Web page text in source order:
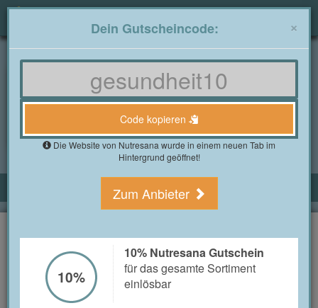
Gutscheine4free.de»Alle Shops»Nutresana Gutscheine
1 Bewertung(en)
Nutresana Gutscheine im
August 2026
ALLE NUTRESANA GUTSCHEINE
10%
GUTSCHEIN
für das gesamte Sortiment einlösbar
×
Dein Gutscheincode:
Code kopieren
Die Website von Nutresana wurde in einem neuen Tab im
Hintergrund geöffnet!
Zum Anbieter
10%
10% Nutresana Gutschein
für das gesamte Sortiment
einlösbar